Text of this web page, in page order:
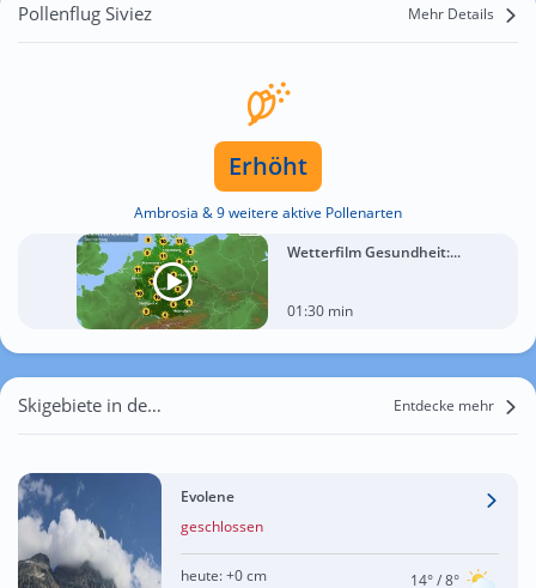
Pollenflug Siviez Mehr Details
Erhöht
Ambrosia & 9 weitere aktive Pollenarten
Wetterfilm Gesundheit:...
01:30 min
Skigebiete in der Nähe von Siviez Entdecke mehr
Evolene
geschlossen
heute:+0 cm 14°/ 8°